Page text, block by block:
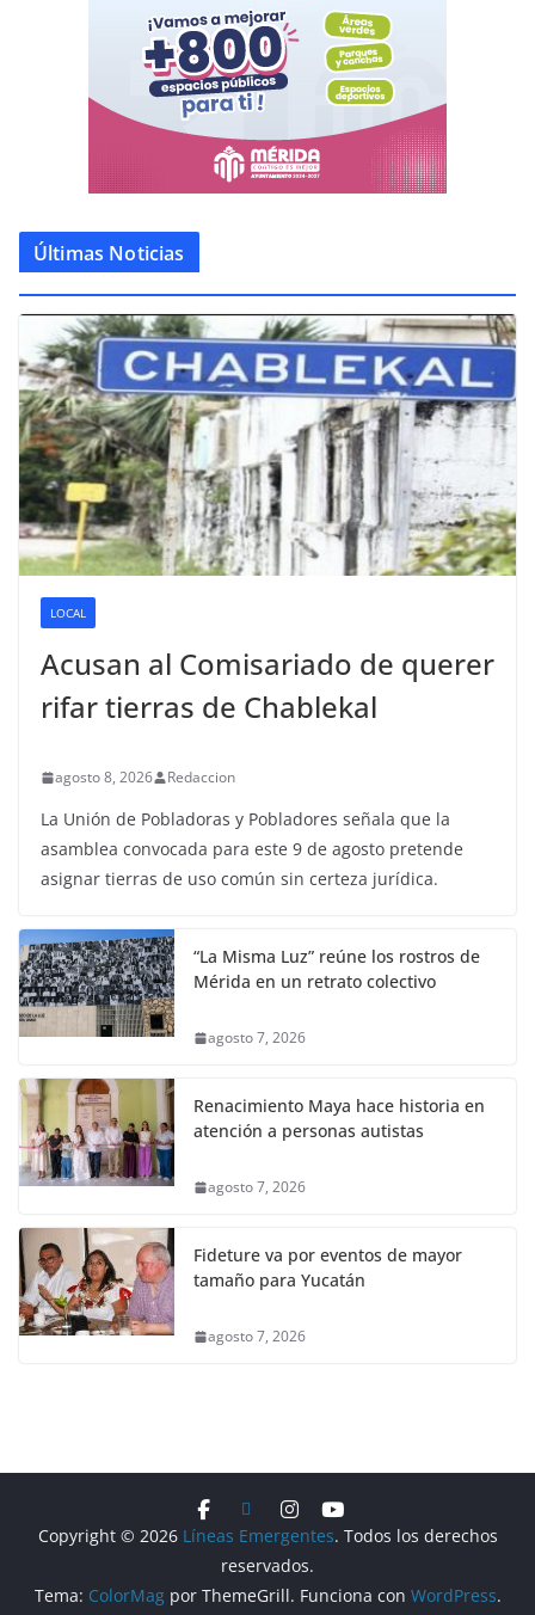
Últimas Noticias
LOCAL
Acusan al Comisariado de querer
rifar tierras de Chablekal
agosto 8, 2026 Redaccion
La Unión de Pobladoras y Pobladores señala que la
asamblea convocada para este 9 de agosto pretende
asignar tierras de uso común sin certeza jurídica.
“La Misma Luz” reúne los rostros de
Mérida en un retrato colectivo
agosto 7, 2026
Renacimiento Maya hace historia en
atención a personas autistas
agosto 7, 2026
Fideture va por eventos de mayor
tamaño para Yucatán
agosto 7, 2026
Copyright © 2026 Líneas Emergentes. Todos los derechos
reservados.
Tema: ColorMagpor ThemeGrill. Funciona con WordPress.